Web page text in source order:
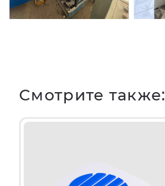
Смотрите также: